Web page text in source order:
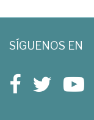
SÍGUENOS EN